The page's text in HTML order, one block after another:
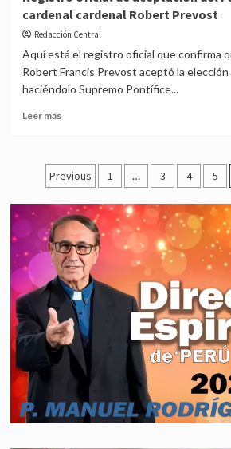
del
Papa
León
frente
a
Pedro
cardenal cardenal Robert Prevost
Redacción Central
Aquí está el registro oficial que confirma
Robert Francis Prevost aceptó la
haciéndolo Supremo Pontífice...
Leer másRead
oficial
de
aceptación
del
Papado
del
cardenal
cardenal
Robert
Prevost
Posts
pagination
Previous 1 … 3 4 5